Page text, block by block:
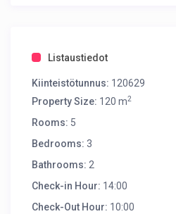
Listaustiedot
Kiinteistötunnus: 120629
Property Size: 120 m2
Rooms: 5
Bedrooms: 3
Bathrooms: 2
Check-in Hour: 14:00
Check-Out Hour: 10:00